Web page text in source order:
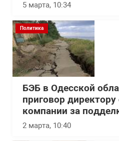
5 марта, 10:34
Политика
БЭБ в Одесской
приговор
компании за
2 марта, 10:40